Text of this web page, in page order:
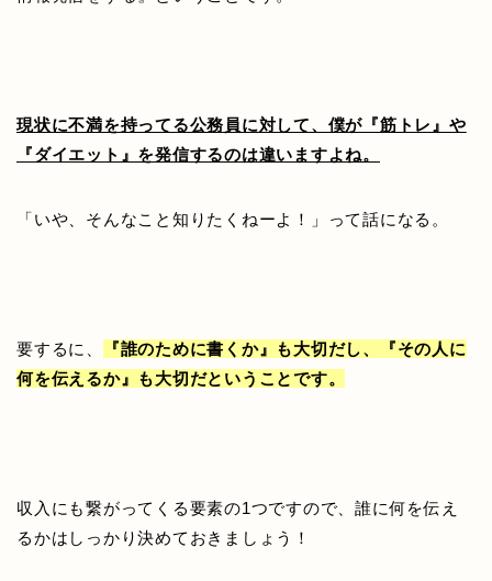
現状に不満を持ってる公務員に対して、僕が『筋トレ』や
『ダイエット』を発信するのは違いますよね。
「いや、そんなこと知りたくねーよ！」って話になる。
要するに、
『誰のために書くか』も大切だし、『その人に
何を伝えるか』も大切だということです。
収入にも繋がってくる要素の1つですので、誰に何を伝え
るかはしっかり決めておきましょう！